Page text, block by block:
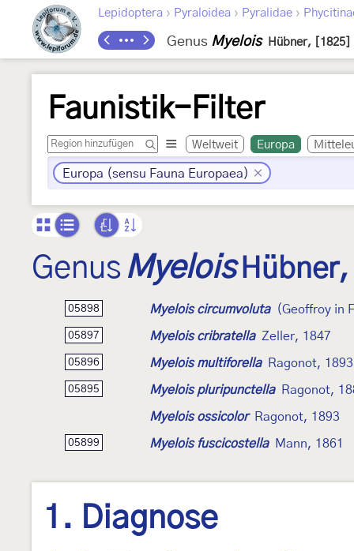
Lepidoptera › Pyraloidea › Pyralidae ›
Genus Myelois Hübner, [1825]
Faunistik-Filter
Weltweit Europa
Europa (sensu Fauna Europaea)
Genus Myelois
05898 Myelois circumvoluta (Geoffroy in
05897 Myelois cribratella Zeller, 1847
05896 Myelois multiforella Ragonot, 1893
05895 Myelois pluripunctella Ragonot,
Myelois ossicolor Ragonot, 1893
05899 Myelois fuscicostella Mann, 1861
1. Diagnose